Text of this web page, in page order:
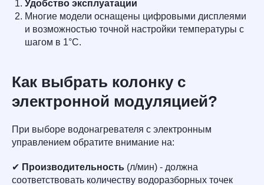
Удобство эксплуатации
Многие модели оснащены цифровыми дисплеями
и возможностью точной настройки температуры с
шагом в 1°C.
Как выбрать колонку с
электронной модуляцией?
При выборе водонагревателя с электронным
управлением обратите внимание на:
✔ Производительность (л/мин) - должна
соответствовать количеству водоразборных точек